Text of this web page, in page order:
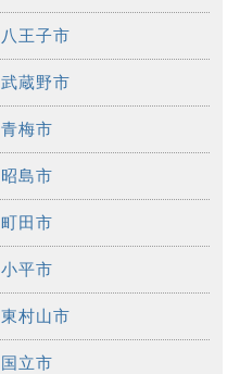
八王子市
武蔵野市
青梅市
昭島市
町田市
小平市
東村山市
国立市